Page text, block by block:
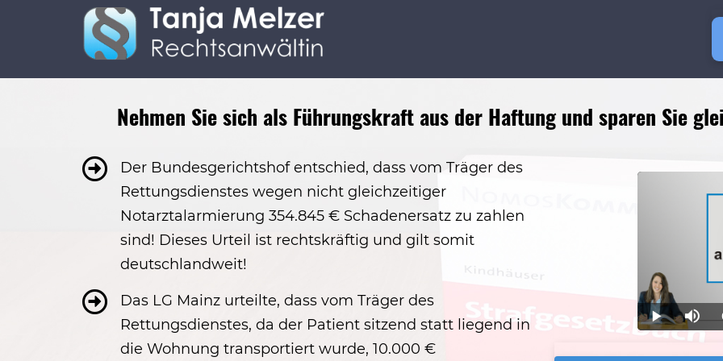
Nehmen Sie sich als Führungskraft aus der Haftung und sparen Sie
Der Bundesgerichtshof entschied, dass vom Träger des
Rettungsdienstes wegen nicht gleichzeitiger
Notarztalarmierung 354.845 € Schadenersatz zu zahlen
sind! Dieses Urteil ist rechtskräftig und gilt somit
deutschlandweit!
Das LG Mainz urteilte, dass vom Träger des
Rettungsdienstes, da der Patient sitzend statt liegend in
die Wohnung transportiert wurde, 10.000 €
Play Mute